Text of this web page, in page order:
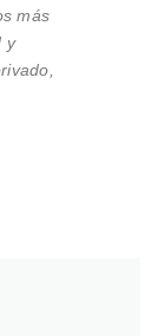
más
y